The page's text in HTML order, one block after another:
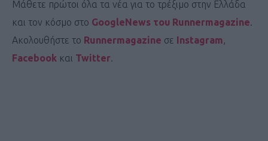
Μάθετε πρώτοι όλα τα νέα για το τρέξιμο στην Ελλάδα
και τον κόσμο στο GoogleNews του Runnermagazine.
Ακολουθήστε το Runnermagazine σε Instagram,
Facebook και Twitter.